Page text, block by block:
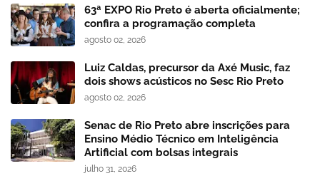
63ª EXPO Rio Preto é aberta oficialmente;
confira a programação completa
agosto 02, 2026
Luiz Caldas, precursor da Axé Music, faz
dois shows acústicos no Sesc Rio Preto
agosto 02, 2026
Senac de Rio Preto abre inscrições para
Ensino Médio Técnico em Inteligência
Artificial com bolsas integrais
julho 31, 2026